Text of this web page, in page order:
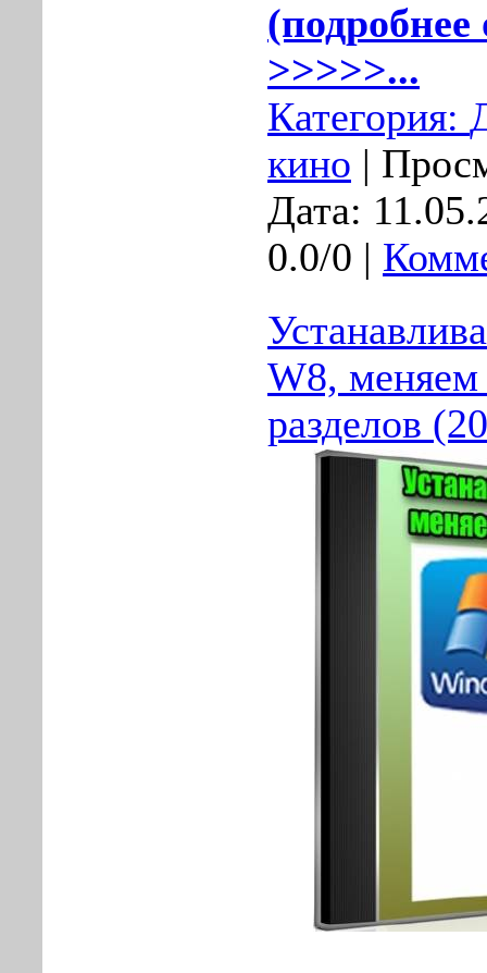
(подробнее
>>>>>...
Категория:
кино |
Дата:
0.0/0 |
W8, меняем
разделов